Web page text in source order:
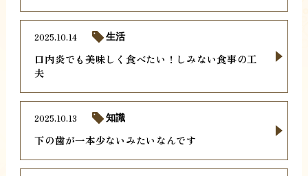
口内炎でも美味しく食べたい！しみない食事の工
夫
2025.10.14 生活
下の歯が一本少ないみたいなんです
2025.10.13 知識